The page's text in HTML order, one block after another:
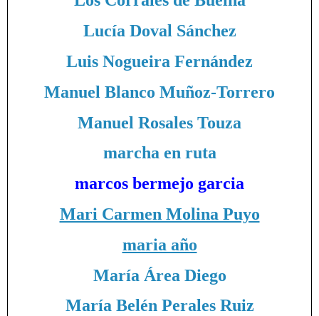
Lucía Doval Sánchez
Luis Nogueira Fernández
Manuel Blanco Muñoz-Torrero
Manuel Rosales Touza
marcha en ruta
marcos bermejo garcia
Mari Carmen Molina Puyo
maria año
María Área Diego
María Belén Perales Ruiz